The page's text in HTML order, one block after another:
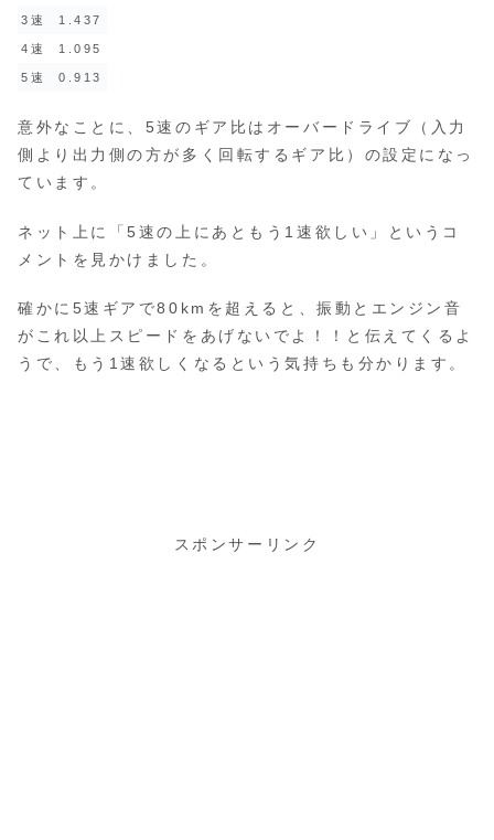
3速 1.437
4速 1.095
5速 0.913
意外なことに、5速のギア比はオーバードライブ（入力
側より出力側の方が多く回転するギア比）の設定になっ
ています。
ネット上に「5速の上にあともう1速欲しい」というコ
メントを見かけました。
確かに5速ギアで80kmを超えると、振動とエンジン音
がこれ以上スピードをあげないでよ！！と伝えてくるよ
うで、もう1速欲しくなるという気持ちも分かります。
スポンサーリンク